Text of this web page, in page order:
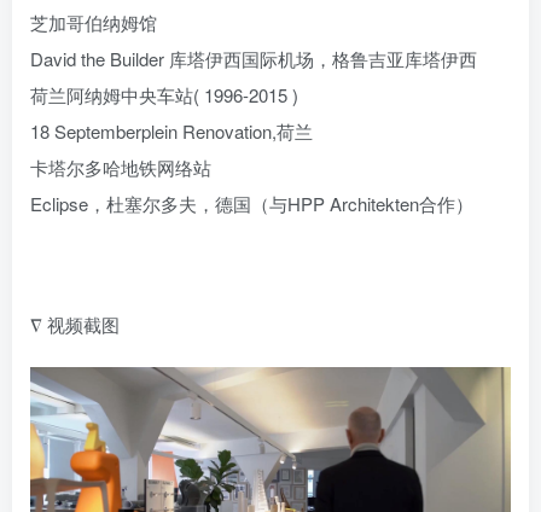
芝加哥伯纳姆馆
David the Builder 库塔伊西国际机场，格鲁吉亚库塔伊西
荷兰阿纳姆中央车站( 1996-2015 )
18 Septemberplein Renovation,荷兰
卡塔尔多哈地铁网络站
Eclipse，杜塞尔多夫，德国（与HPP Architekten合作）
∇ 视频截图